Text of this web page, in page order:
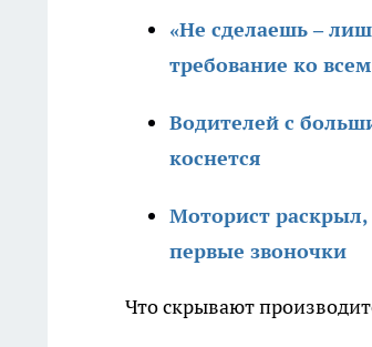
«Не сделаешь –
требование ко
Водителей с
коснется
Моторист
первые звоночки
Что скрывают